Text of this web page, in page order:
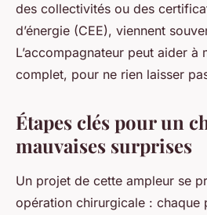
des collectivités ou des
d’énergie (CEE), viennent
L’accompagnateur peut aider à
complet, pour ne rien laisser
Étapes clés pour un
mauvaises surprises
Un projet de cette ampleur se
opération chirurgicale : chaque